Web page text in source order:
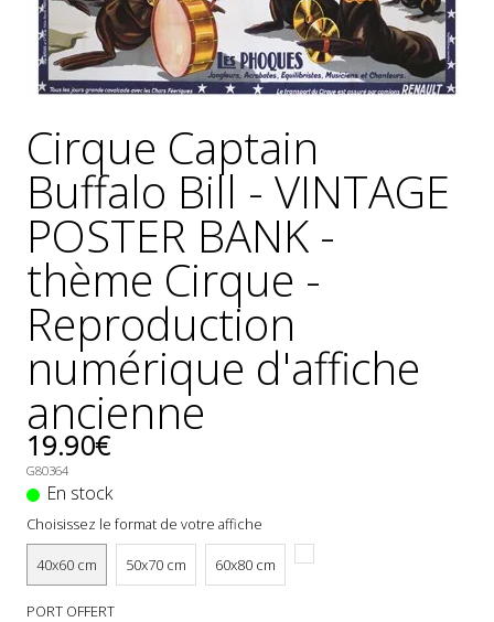
GÉNÉRALES
DE
VENTE
POLITIQUE
DE
CONFIDENTIALITÉ
JALONS
POUR
UNE
HISTOIRE
DE
L'AFFICHE
PUBLICITAIRE
FRANÇAISE
0
Cirque Captain
Buffalo Bill - VINTAGE
POSTER BANK -
thème Cirque -
Reproduction
numérique d'affiche
ancienne
19.90€
G80364
En stock
Choisissez le format de votre affiche
40x60 cm 50x70 cm 60x80 cm
PORT OFFERT